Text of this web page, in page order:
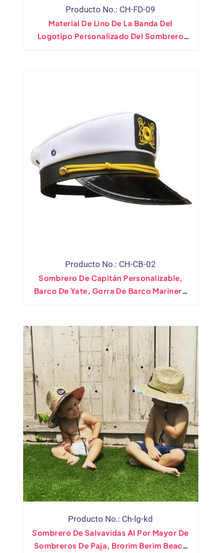
Producto No.: CH-FD-09
Material De Lino De La Banda Del
Logotipo Personalizado Del Sombrero
Producto No.: CH-CB-02
Sombrero De Capitán Personalizable,
Barco De Yate, Gorra De Barco Marinero
Producto No.: Ch-lg-kd
Sombrero De Salvavidas Al Por Mayor De
Sombreros De Paja, Brorim Berim Beach